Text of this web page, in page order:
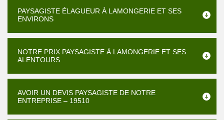
PAYSAGISTE ÉLAGUEUR À LAMONGERIE ET SES
ENVIRONS
NOTRE PRIX PAYSAGISTE À LAMONGERIE ET SES
ALENTOURS
AVOIR UN DEVIS PAYSAGISTE DE NOTRE
ENTREPRISE – 19510